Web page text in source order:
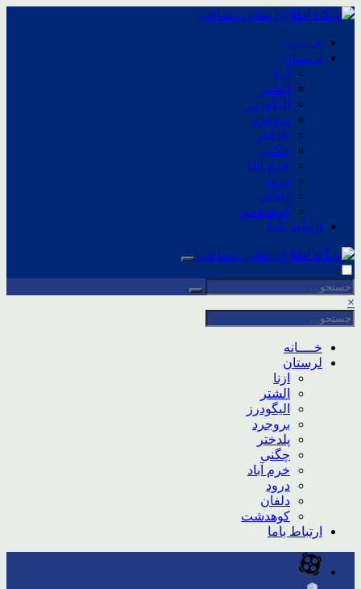
خــــانه
لرستان
ازنا
الشتر
الیگودرز
بروجرد
پلدختر
چگنی
خرم آباد
درود
دلفان
کوهدشت
ارتباط باما
×
خــــانه
لرستان
ازنا
الشتر
الیگودرز
بروجرد
پلدختر
چگنی
خرم آباد
درود
دلفان
کوهدشت
ارتباط باما